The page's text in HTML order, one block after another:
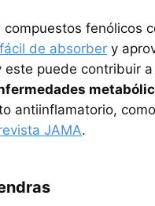
fenólicos
de absorber y
este puede contribuir a
antiinflamatorio,
JAMA.